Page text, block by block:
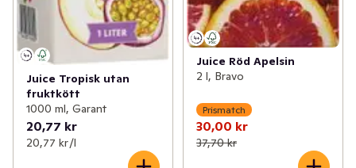
Juice Tropisk utan
fruktkött
1000 ml, Garant
20,77 kr
20,77 kr /l
Juice Röd Apelsin
2 l, Bravo
Prismatch
30,00 kr
37,70 kr